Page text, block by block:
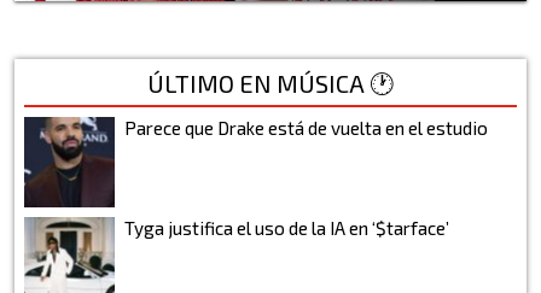
ÚLTIMO EN MÚSICA 🕐
Parece que Drake está de vuelta en el estudio
Tyga justifica el uso de la IA en ‘$tarface’